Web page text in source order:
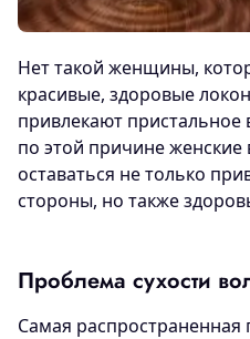
Нет такой женщины,
красивые, здоровые
привлекают
по этой причине
оставаться не только
стороны, но также
Проблема сухости
Самая распространенная